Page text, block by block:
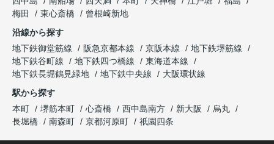
梅田
東心斎橋
曾根崎新地
沿線から探す
地下鉄御堂筋線
阪急京都本線 京阪本線
地下鉄堺筋線
地下鉄谷町線
地下鉄四つ橋線
東海道本線
地下鉄長堀鶴見緑地
地下鉄中央線
大阪環状線
駅から探す
本町
堺筋本町 心斎橋 西中島南方 新大阪
烏丸
長堀橋
南森町 京都河原町 祇園四条